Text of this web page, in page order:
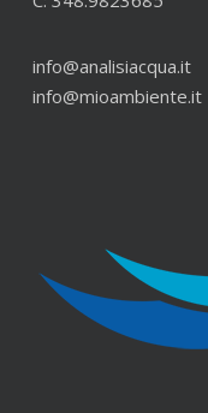
info@analisiacqua.it
info@mioambiente.it